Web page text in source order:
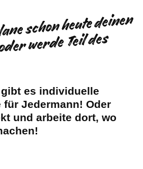
schon heute deinen
werde Teil des
es individuelle
für Jedermann! Oder
und arbeite dort, wo